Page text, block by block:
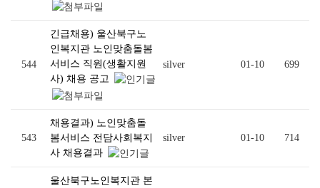
544
긴급채용) 울산북구노
인복지관 노인맞춤돌봄
서비스 직원(생활지원
사) 채용 공고
silver 01-10 699
543
채용결과) 노인맞춤돌
봄서비스 전담사회복지
사 채용결과
silver 01-10 714
울산북구노인복지관 본